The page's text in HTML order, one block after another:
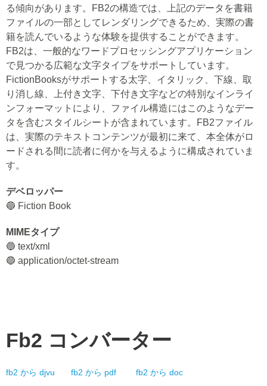
る傾向があります。FB2の構造では、上記のデータを書籍
ファイルの一部としてレンダリングできるため、実際の書
籍を読んでいるような体験を提供することができます。
FB2は、一般的なワードプロセッシングアプリケーション
で見つかる広範な文字タイプをサポートしています。
FictionBooksがサポートする太字、イタリック、下線、取
り消し線、上付き文字、下付き文字などの特別なインライ
ンフォーマットにより、ファイル構造にはこのようなデー
タを含むスタイルシートが含まれています。FB2ファイル
は、実際のテキストコンテンツが最初に来て、本全体がロ
ードされる間に読者に何かを与えるように構成されていま
す。
デベロッパー
🔵 Fiction Book
MIMEタイプ
🔵 text/xml
🔵 application/octet-stream
Fb2 コンバーター
fb2 から djvu fb2 から pdf fb2 から doc